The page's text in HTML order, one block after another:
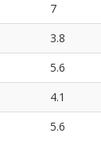
7
3.8
5.6
4.1
5.6